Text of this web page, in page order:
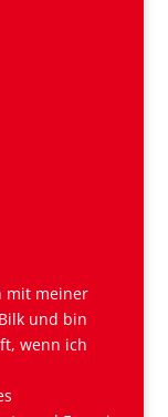
mit meiner
und bin
wenn ich